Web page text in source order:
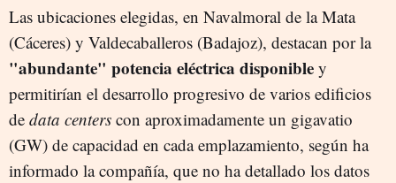
Las ubicaciones elegidas, en Navalmoral de la Mata
(Cáceres) y Valdecaballeros (Badajoz), destacan por la
"abundante" potencia eléctrica disponible y
permitirían el desarrollo progresivo de varios edificios
de data centers con aproximadamente un gigavatio
(GW) de capacidad en cada emplazamiento, según ha
informado la compañía, que no ha detallado los datos